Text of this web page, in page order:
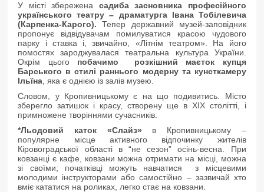
У місті збережена садиба засновника професійного
українського театру – драматурга Івана Тобілевича
(Карпенка-Карого). Тепер державний музей-заповідник
пропонує відвідувачам помилуватися красою чудового
парку і ставка і, звичайно, «Літнім театром». На його
помостях зароджувалася театральна культура України.
Окрім цього побачимо розкішний маєток купця
Барського в стилі раннього модерну та кунсткамеру
Ільїна , яка є однією із залів музею.
Словом, у Кропивницькому є на що подивитись. Місто
зберегло затишок і красу, створену ще в XIX столітті, і
примножене творіннями сучасників.
*Льодовий каток «Слайз» в Кропивницькому –
популярне місце активного відпочинку жителів
Кіровоградської області в “не сезон” осінь-весна. При
ковзанці є кафе, ковзани можна отримати на місці, можна
зі своїми; початківці можуть навчатися з місцевими
молодими інструкторами або самостійно – зазвичай хто
вміє кататися на роликах, легко стає на ковзани.